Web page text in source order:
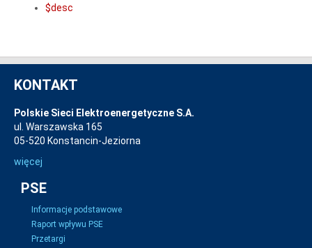
$desc
KONTAKT
Polskie Sieci Elektroenergetyczne S.A.
ul. Warszawska 165
05-520 Konstancin-Jeziorna
więcej
PSE
Informacje podstawowe
Raport wpływu PSE
Przetargi